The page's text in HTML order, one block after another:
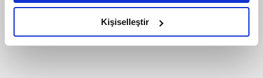
amacımızın size daha iyi bir reklam deneyimi sunmak
olduğunu ve sizlere en iyi içerikleri sunabilmek adına
elimizden gelen çabayı gösterdiğimizi ve bu noktada,
reklamların maliyetlerimizi karşılamak noktasında tek gelir
Kişiselleştir